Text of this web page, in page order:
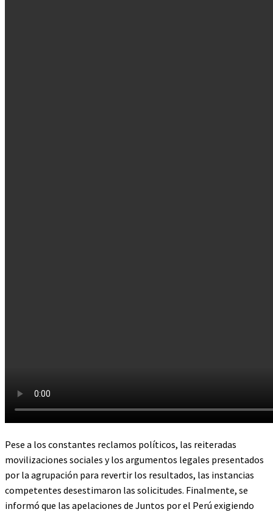
Pese a los constantes reclamos políticos, las reiteradas
movilizaciones sociales y los argumentos legales presentados
por la agrupación para revertir los resultados, las instancias
competentes desestimaron las solicitudes. Finalmente, se
informó que las apelaciones de Juntos por el Perú exigiendo